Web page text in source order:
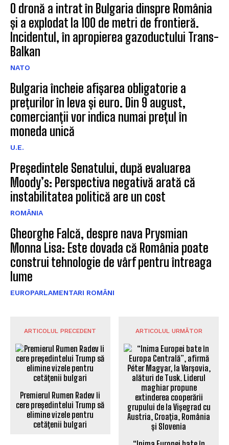
O dronă a intrat în Bulgaria dinspre România
și a explodat la 100 de metri de frontieră.
Incidentul, în apropierea gazoductului Trans-
Balkan
NATO
Bulgaria încheie afișarea obligatorie a
prețurilor în leva și euro. Din 9 august,
comercianții vor indica numai prețul în
moneda unică
U.E.
Președintele Senatului, după evaluarea
Moody’s: Perspectiva negativă arată că
instabilitatea politică are un cost
ROMÂNIA
Gheorghe Falcă, despre nava Prysmian
Monna Lisa: Este dovada că România poate
construi tehnologie de vârf pentru întreaga
lume
EUROPARLAMENTARI ROMÂNI
ARTICOLUL PRECEDENT
Premierul Rumen Radev îi
cere președintelui Trump să
elimine vizele pentru
cetățenii bulgari
ARTICOLUL URMĂTOR